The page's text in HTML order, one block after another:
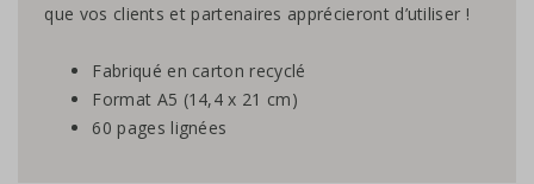
que vos clients et partenaires apprécieront d’utiliser !
Fabriqué en carton recyclé
Format A5 (14,4 x 21 cm)
60 pages lignées